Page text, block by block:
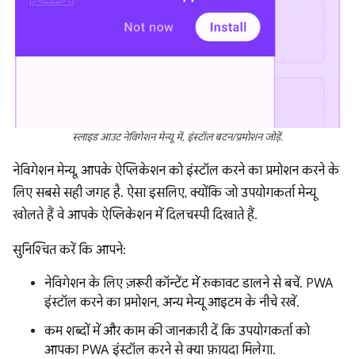
स्लाइड आउट नेविगेशन मेन्यू में, इंस्टॉल बटन/प्रमोशन जोड़ें.
नेविगेशन मेन्यू, आपके ऐप्लिकेशन को इंस्टॉल करने का प्रमोशन करने के
लिए सबसे सही जगह है. ऐसा इसलिए, क्योंकि जो उपयोगकर्ता मेन्यू
खोलते हैं वे आपके ऐप्लिकेशन में दिलचस्पी दिखाते हैं.
सुनिश्चित करें कि आपने:
नेविगेशन के लिए ज़रूरी कॉन्टेंट में रुकावट डालने से बचें. PWA
इंस्टॉल करने का प्रमोशन, अन्य मेन्यू आइटम के नीचे रखें.
कम शब्दों में और काम की जानकारी दें कि उपयोगकर्ता को
आपका PWA इंस्टॉल करने से क्या फ़ायदा मिलेगा.